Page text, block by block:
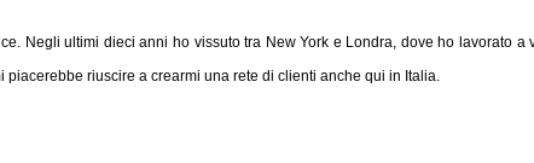
Negli ultimi dieci anni ho vissuto tra New York e Londra, dove ho lavorato
riuscire a crearmi una rete di clienti anche qui in Italia.